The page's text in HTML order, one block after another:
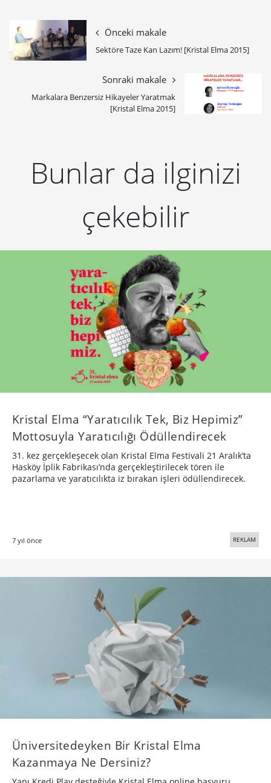
Önceki makale
Sektöre Taze Kan Lazım! [Kristal Elma 2015]
Sonraki makale
Markalara Benzersiz Hikayeler Yaratmak
[Kristal Elma 2015]
Bunlar da ilginizi
çekebilir
Kristal Elma “Yaratıcılık Tek, Biz Hepimiz”
Mottosuyla Yaratıcılığı Ödüllendirecek
31. kez gerçekleşecek olan Kristal Elma Festivali 21 Aralık’ta
Hasköy İplik Fabrikası’nda gerçekleştirilecek tören ile
pazarlama ve yaratıcılıkta iz bırakan işleri ödüllendirecek.
7 yıl önce REKLAM
Üniversitedeyken Bir Kristal Elma
Kazanmaya Ne Dersiniz?